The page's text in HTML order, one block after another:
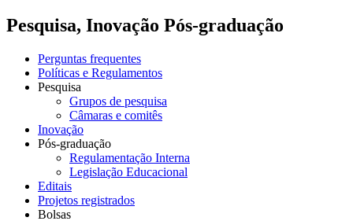
Pesquisa, Inovação Pós-graduação
Perguntas frequentes
Políticas e Regulamentos
Pesquisa
Grupos de pesquisa
Câmaras e comitês
Inovação
Pós-graduação
Regulamentação Interna
Legislação Educacional
Editais
Projetos registrados
Bolsas